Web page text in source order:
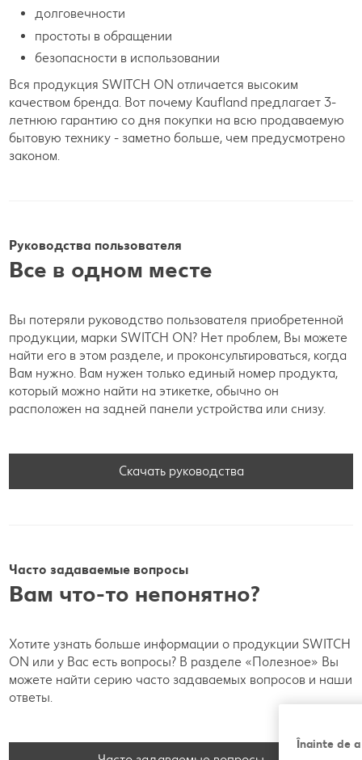
долговечности
простоты в обращении
безопасности в использовании
Вся продукция SWITCH ON отличается высоким
качеством бренда. Вот почему Kaufland предлагает 3-
летнюю гарантию со дня покупки на всю продаваемую
бытовую технику - заметно больше, чем предусмотрено
законом.
Руководства пользователя
Все в одном месте
Вы потеряли руководство пользователя приобретенной
продукции, марки SWITCH ON? Нет проблем, Вы можете
найти его в этом разделе, и проконсультироваться, когда
Вам нужно. Вам нужен только единый номер продукта,
который можно найти на этикетке, обычно он
расположен на задней панели устройства или снизу.
Скачать руководства
Часто задаваемые вопросы
Вам что-то непонятно?
Хотите узнать больше информации о продукции SWITCH
ON или у Вас есть вопросы? В разделе «Полезное» Вы
можете найти серию часто задаваемых вопросов и наши
ответы.
Înainte de